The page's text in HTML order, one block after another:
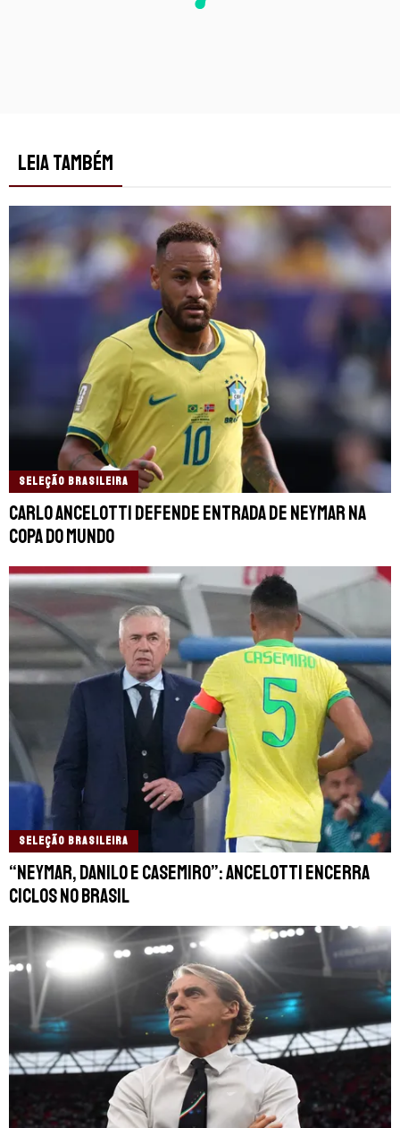
LEIA TAMBÉM
SELEÇÃO BRASILEIRA
Carlo Ancelotti defende entrada de Neymar na
Copa do Mundo
SELEÇÃO BRASILEIRA
“Neymar, Danilo e Casemiro”: Ancelotti encerra
ciclos no Brasil